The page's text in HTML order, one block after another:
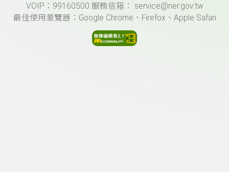
VOIP：99160500 服務信箱： service@ner.gov.tw
最佳使用瀏覽器：Google Chrome、Firefox、Apple Safari